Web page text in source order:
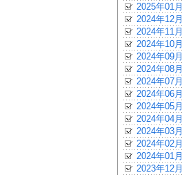
2025年01月
2024年12月
2024年11月
2024年10月
2024年09月
2024年08月
2024年07月
2024年06月
2024年05月
2024年04月
2024年03月
2024年02月
2024年01月
2023年12月